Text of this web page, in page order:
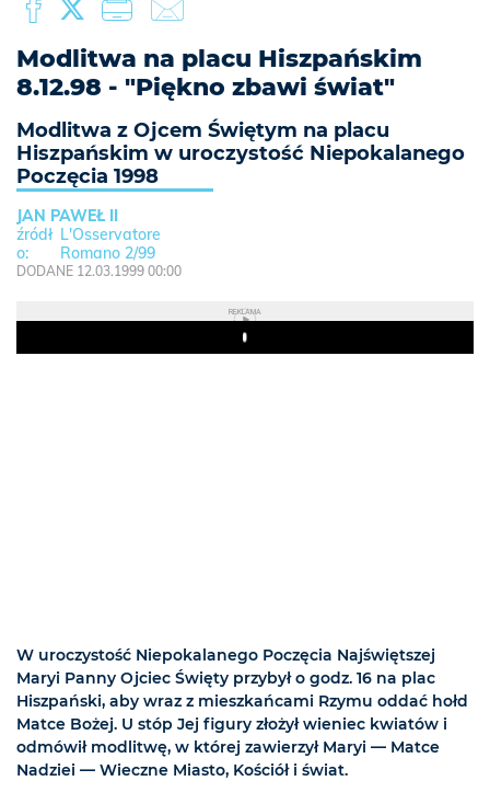
Modlitwa na placu Hiszpańskim
8.12.98 - "Piękno zbawi świat"
Modlitwa z Ojcem Świętym na placu
Hiszpańskim w uroczystość Niepokalanego
Poczęcia 1998
JAN PAWEŁ II
L'Osservatore
Romano 2/99
DODANE 12.03.1999 00:00
REKLAMA
Play
W uroczystość Niepokalanego Poczęcia Najświętszej
Maryi Panny Ojciec Święty przybył o godz. 16 na plac
Hiszpański, aby wraz z mieszkańcami Rzymu oddać hołd
Matce Bożej. U stóp Jej figury złożył wieniec kwiatów i
odmówił modlitwę, w której zawierzył Maryi — Matce
Nadziei — Wieczne Miasto, Kościół i świat.